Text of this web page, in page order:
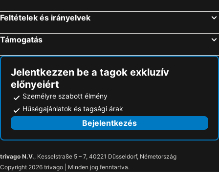
Feltételek és irányelvek
Támogatás
Jelentkezzen be a tagok exkluzív
előnyeiért
Személyre szabott élmény
Hűségajánlatok és tagsági árak
Bejelentkezés
trivago N.V., Kesselstraße 5 – 7, 40221 Düsseldorf, Németország
Copyright 2026 trivago | Minden jog fenntartva.